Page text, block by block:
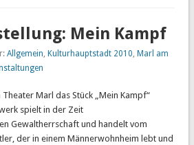
Mein Kampf
Allgemein, Kulturhauptstadt 2010, Marl am
Marl das Stück „Mein Kampf“
spielt in der Zeit
Gewaltherrschaft und handelt vom
der in einem Männerwohnheim lebt und